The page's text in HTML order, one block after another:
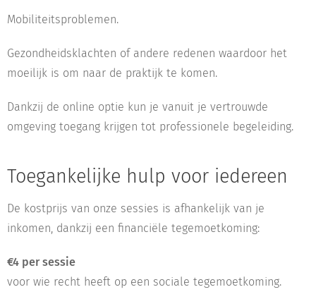
Mobiliteitsproblemen.
Gezondheidsklachten of andere redenen waardoor het
moeilijk is om naar de praktijk te komen.
Dankzij de online optie kun je vanuit je vertrouwde
omgeving toegang krijgen tot professionele begeleiding.
Toegankelijke hulp voor iedereen
De kostprijs van onze sessies is afhankelijk van je
inkomen, dankzij een financiële tegemoetkoming:
€4 per sessie
voor wie recht heeft op een sociale tegemoetkoming.